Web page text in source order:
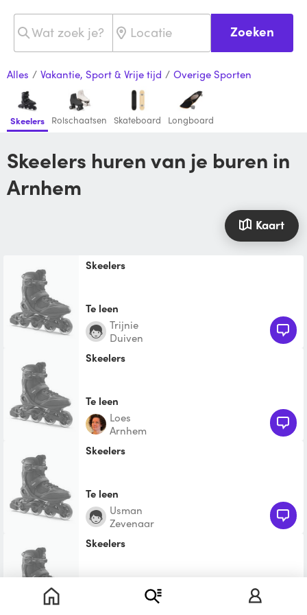
Zoeken
Alles / Vakantie, Sport & Vrije tijd / Overige Sporten
Skeelers Rolschaatsen Skateboard Longboard
Skeelers huren van je buren in
Arnhem
Kaart
Skeelers
Te leen
Trijnie
Duiven
Skeelers
Te leen
Loes
Arnhem
Skeelers
Te leen
Usman
Zevenaar
Skeelers